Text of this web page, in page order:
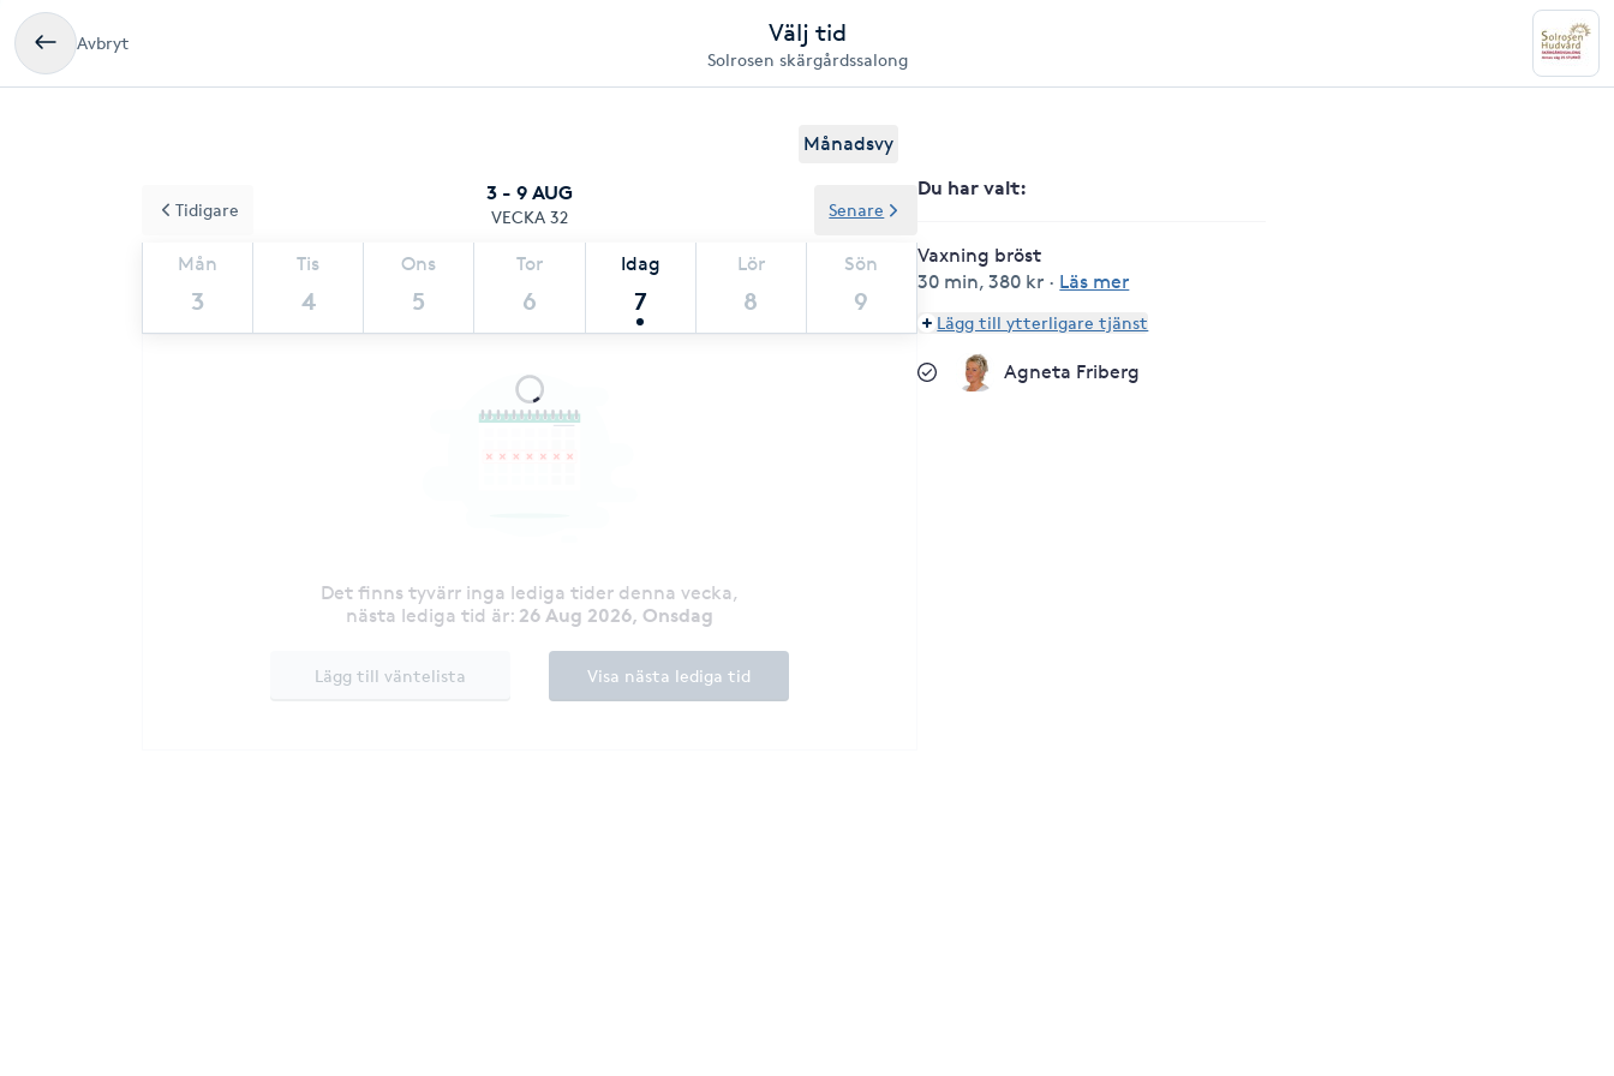
Avbryt Välj tid
Solrosen skärgårdssalong
Månadsvy
3 - 9 AUG
VECKA 32
Mån
3
Tis
4
Ons
5
Tor
6
Idag
7
Lör
8
Sön
9
Tidigare Senare
Det finns tyvärr inga lediga tider denna vecka,
nästa lediga tid är: 26 Aug 2026, Onsdag
Lägg till väntelista Visa nästa lediga tid
Du har valt:
Vaxning bröst
30 min,380 kr · Läs mer
Lägg till ytterligare tjänst
Agneta Friberg